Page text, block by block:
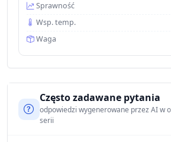
Sprawność
Wsp. temp.
Waga
Często zadawane pytania
odpowiedzi wygenerowane przez AI w
serii